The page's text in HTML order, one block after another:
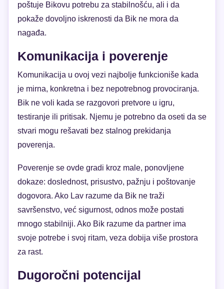
poštuje Bikovu potrebu za stabilnošću, ali i da
pokaže dovoljno iskrenosti da Bik ne mora da
nagađa.
Komunikacija i poverenje
Komunikacija u ovoj vezi najbolje funkcioniše kada
je mirna, konkretna i bez nepotrebnog provociranja.
Bik ne voli kada se razgovori pretvore u igru,
testiranje ili pritisak. Njemu je potrebno da oseti da se
stvari mogu rešavati bez stalnog prekidanja
poverenja.
Poverenje se ovde gradi kroz male, ponovljene
dokaze: doslednost, prisustvo, pažnju i poštovanje
dogovora. Ako Lav razume da Bik ne traži
savršenstvo, već sigurnost, odnos može postati
mnogo stabilniji. Ako Bik razume da partner ima
svoje potrebe i svoj ritam, veza dobija više prostora
za rast.
Dugoročni potencijal